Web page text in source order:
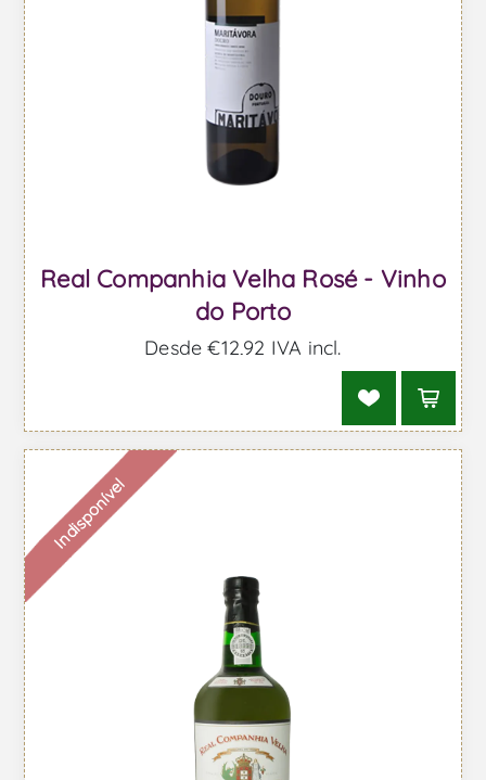
Real Companhia Velha Rosé - Vinho
do Porto
Desde €12,92 IVA incl.
Indisponível